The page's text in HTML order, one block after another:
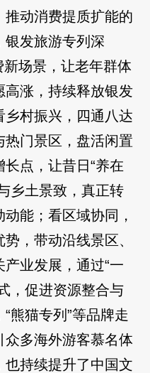
推动消费提质扩能的
银发旅游专列深
新场景，让老年群体
高涨，持续释放银发
村振兴，四通八达
热门景区，盘活闲置
点，让昔日“养在
乡土景致，真正转
能；看区域协同，
，带动沿线景区、
业发展，通过“一
，促进资源整合与
熊猫专列”等品牌走
众多海外游客慕名体
持续提升了中国文